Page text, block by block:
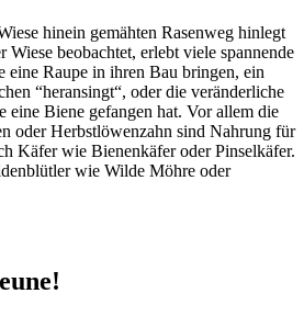
hinein gemähten Rasenweg hinlegt
beobachtet, erlebt viele spannende
eine Raupe in ihren Bau bringen, ein
“heransingt“, oder die veränderliche
eine Biene gefangen hat. Vor allem die
oder Herbstlöwenzahn sind Nahrung für
Käfer wie Bienenkäfer oder Pinselkäfer.
wie Wilde Möhre oder